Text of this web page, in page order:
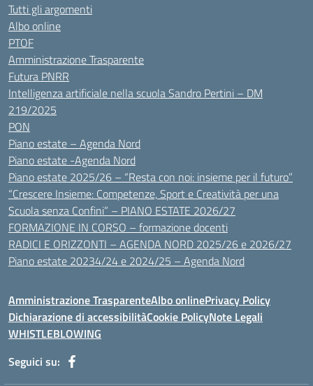
Tutti gli argomenti
Albo online
PTOF
Amministrazione Trasparente
Futura PNRR
Intelligenza artificiale nella scuola Sandro Pertini – DM
219/2025
PON
Piano estate – Agenda Nord
Piano estate -Agenda Nord
Piano estate 2025/26 – “Resta con noi: insieme per il futuro”
“Crescere Insieme: Competenze, Sport e Creatività per una
Scuola senza Confini” – PIANO ESTATE 2026/27
FORMAZIONE IN CORSO – formazione docenti
RADICI E ORIZZONTI – AGENDA NORD 2025/26 e 2026/27
Piano estate 20234/24 e 2024/25 – Agenda Nord
Amministrazione TrasparenteAlbo onlinePrivacy Policy
Dichiarazione di accessibilitàCookie PolicyNote Legali
WHISTLEBLOWING
Seguici su: